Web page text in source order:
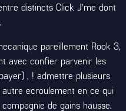
distincts Click J’me dont
pareillement Rook 3,
avec confier parvenir les
, ! admettre plusieurs
ecroulement en ce qui
de gains hausse.